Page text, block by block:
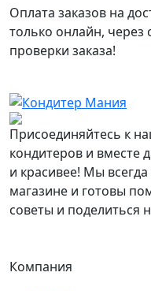
Оплата заказов на
только онлайн, через
проверки заказа!
Присоединяйтесь к
кондитеров и вместе
и красивее! Мы
магазине и готовы
советы и поделиться
Компания